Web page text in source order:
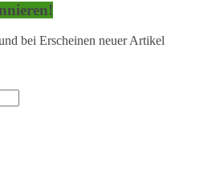
bei Erscheinen neuer Artikel